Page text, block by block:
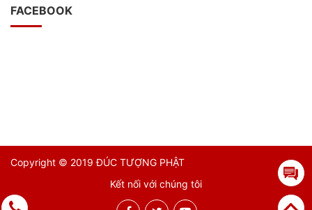
FACEBOOK
Copyright © 2019 ĐÚC TƯỢNG PHẬT
Kết nối với chúng tôi